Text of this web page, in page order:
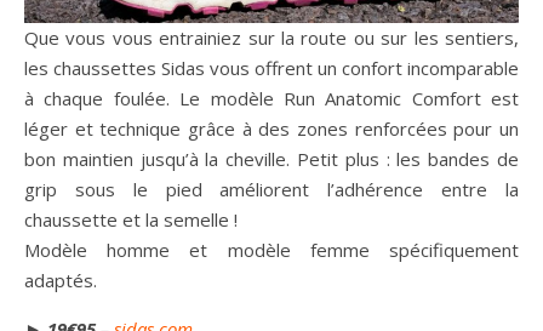
Que vous vous entrainiez sur la route ou sur les sentiers,
les chaussettes Sidas vous offrent un confort incomparable
à chaque foulée. Le modèle Run Anatomic Comfort est
léger et technique grâce à des zones renforcées pour un
bon maintien jusqu’à la cheville. Petit plus : les bandes de
grip sous le pied améliorent l’adhérence entre la
chaussette et la semelle !
Modèle homme et modèle femme spécifiquement
adaptés.